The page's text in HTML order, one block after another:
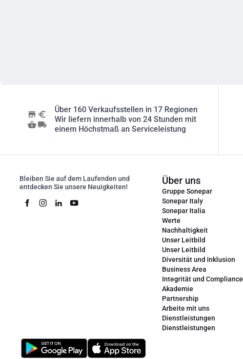
Über 160 Verkaufsstellen in 17 Regionen
Wir liefern innerhalb von 24 Stunden mit
einem Höchstmaß an Serviceleistung
Bleiben Sie auf dem Laufenden und
entdecken Sie unsere Neuigkeiten!
Über uns
Gruppe Sonepar
Sonepar Italy
Sonepar Italia
Werte
Nachhaltigkeit
Unser Leitbild
Unser Leitbild
Diversität und Inklusion
Business Area
Integrität und Compliance
Akademie
Partnership
Arbeite mit uns
Dienstleistungen
Dienstleistungen